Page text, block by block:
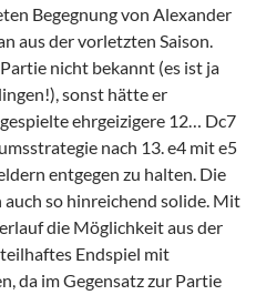
Begegnung von Alexander
aus der vorletzten Saison.
nicht bekannt (es ist ja
sonst hätte er
ehrgeizigere 12… Dc7
nach 13. e4 mit e5
entgegen zu halten. Die
so hinreichend solide. Mit
die Möglichkeit aus der
Endspiel mit
da im Gegensatz zur Partie